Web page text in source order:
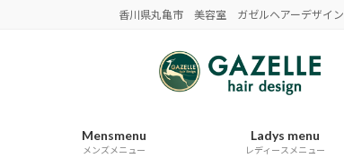
香川県丸亀市 美容室 ガゼルヘアーデザイン
Mensmenu
メンズメニュー
Ladys menu
レディースメニュー